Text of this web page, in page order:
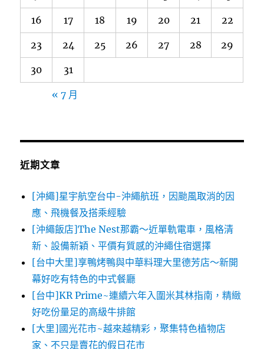
16 17 18 19 20 21 22
23 24 25 26 27 28 29
30 31
« 7 月
近期文章
[沖繩]星宇航空台中-沖繩航班，因颱風取消的因
應、飛機餐及搭乘經驗
[沖繩飯店]The Nest那霸～近單軌電車，風格清
新、設備新穎、平價有質感的沖繩住宿選擇
[台中大里]享鴨烤鴨與中華料理大里德芳店～新開
幕好吃有特色的中式餐廳
[台中]KR Prime~連續六年入圍米其林指南，精緻
好吃份量足的高級牛排館
[大里]國光花市~越來越精彩，聚集特色植物店
家、不只是賣花的假日花市